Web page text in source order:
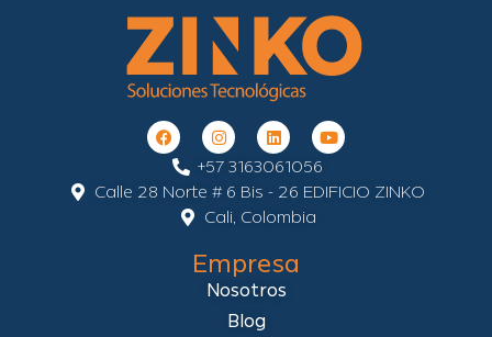
+57 3163061056
Calle 28 Norte # 6 Bis - 26 EDIFICIO ZINKO
Cali, Colombia
Empresa
Nosotros
Blog